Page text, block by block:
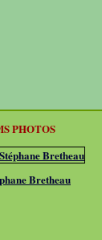
PHOTOS
Bretheau